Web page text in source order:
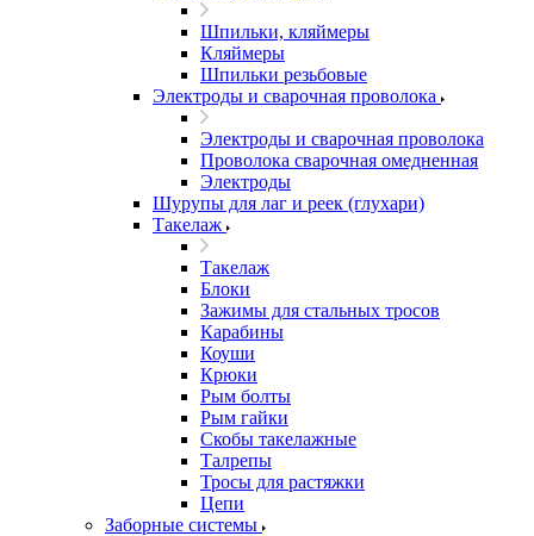
Шпильки, кляймеры
Кляймеры
Шпильки резьбовые
Электроды и сварочная проволока
Электроды и сварочная проволока
Проволока сварочная омедненная
Электроды
Шурупы для лаг и реек (глухари)
Такелаж
Такелаж
Блоки
Зажимы для стальных тросов
Карабины
Коуши
Крюки
Рым болты
Рым гайки
Скобы такелажные
Талрепы
Тросы для растяжки
Цепи
Заборные системы